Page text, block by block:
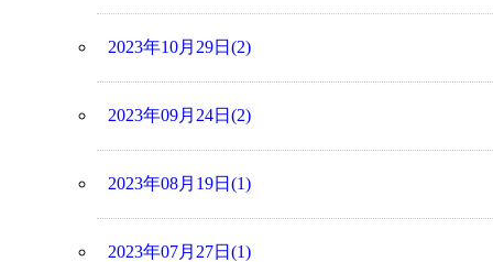
2023年10月29日(2)
2023年09月24日(2)
2023年08月19日(1)
2023年07月27日(1)